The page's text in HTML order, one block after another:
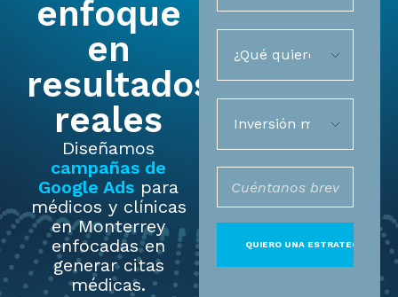
enfoque
en
resultados
reales
Diseñamos
campañas de
Google Ads para
médicos y clínicas
en Monterrey
enfocadas en
generar citas
médicas.